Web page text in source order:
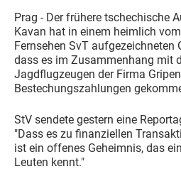
Prag - Der frühere tschechische
Kavan hat in einem heimlich
Fernsehen SvT aufgezeichneten
dass es im Zusammenhang mit
Jagdflugzeugen der Firma
Bestechungszahlungen
StV sendete gestern eine
"Dass es zu finanziellen
ist ein offenes Geheimnis, das
Leuten kennt."